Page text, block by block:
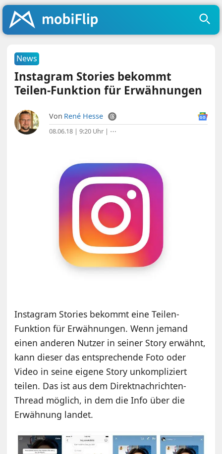
News
Instagram Stories bekommt
Teilen-Funktion für Erwähnungen
Von René Hesse
08.06.18 | 9:20 Uhr | ⋯
Instagram Stories bekommt eine Teilen-
Funktion für Erwähnungen. Wenn jemand
einen anderen Nutzer in seiner Story erwähnt,
kann dieser das entsprechende Foto oder
Video in seine eigene Story unkompliziert
teilen. Das ist aus dem Direktnachrichten-
Thread möglich, in dem die Info über die
Erwähnung landet.